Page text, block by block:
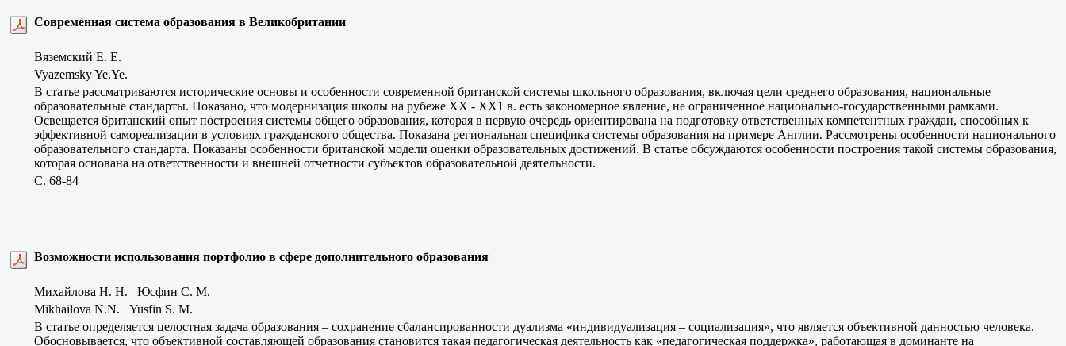
Современная система образования в Великобритании
Вяземский Е. Е.
Vyazemsky Ye.Ye.
В статье рассматриваются исторические основы и особенности современной британской системы школьного образования, включая цели среднего образования, национальные
образовательные стандарты. Показано, что модернизация школы на рубеже ХХ - ХХ1 в. есть закономерное явление, не ограниченное национально-государственными рамками.
Освещается британский опыт построения системы общего образования, которая в первую очередь ориентирована на подготовку ответственных компетентных граждан, способных к
эффективной самореализации в условиях гражданского общества. Показана региональная специфика системы образования на примере Англии. Рассмотрены особенности национального
образовательного стандарта. Показаны особенности британской модели оценки образовательных достижений. В статье обсуждаются особенности построения такой системы образования,
которая основана на ответственности и внешней отчетности субъектов образовательной деятельности.
C. 68-84
Возможности использования портфолио в сфере дополнительного образования
Михайлова Н. Н. Юсфин C. М.
Mikhailova N.N. Yusfin S. M.
В статье определяется целостная задача образования – сохранение сбалансированности дуализма «индивидуализация – социализация», что является объективной данностью человека.
Обосновывается, что объективной составляющей образования становится такая педагогическая деятельность как «педагогическая поддержка», работающая в доминанте на